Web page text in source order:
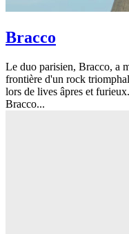
Bracco
Le duo parisien, Bracco, a
frontière d'un rock
lors de lives âpres et furieux.
Bracco...